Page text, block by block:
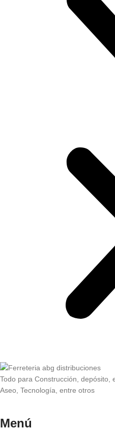
Todo para Construcción, depósito,
Aseo, Tecnología, entre otros
Menú